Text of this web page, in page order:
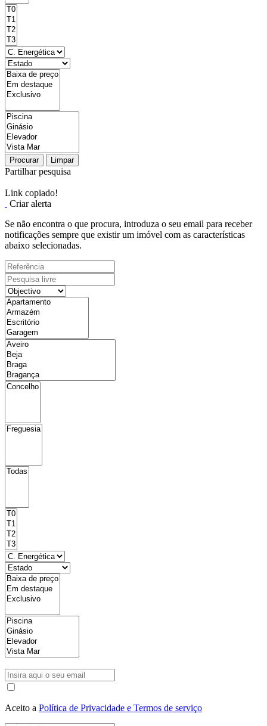
Procurar Limpar
Partilhar pesquisa
Link copiado!
Criar alerta
Se não encontra o que procura, introduza o seu email para receber
notificações sempre que existir um imóvel com as características
abaixo selecionadas.
Aceito a Política de Privacidade e Termos de serviço